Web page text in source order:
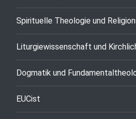
Spirituelle Theologie und
Liturgiewissenschaft und
Dogmatik und
EUCist